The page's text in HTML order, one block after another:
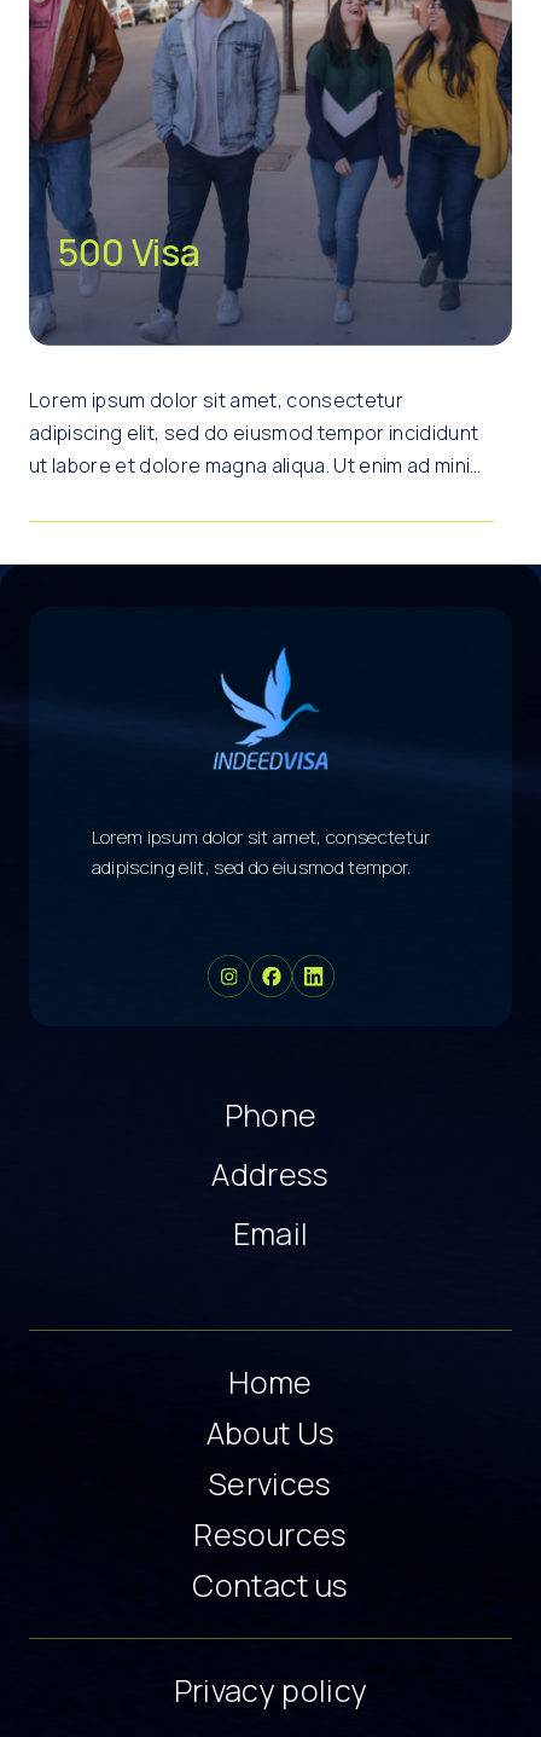
500 Visa
Lorem ipsum dolor sit amet, consectetur
adipiscing elit, sed do eiusmod tempor incididunt
ut labore et dolore magna aliqua. Ut enim ad minim
nisi ut aliquip ex ea commodo consequat. Duis
aute irure dolor in reprehenderit in voluptate velit
sunt in culpa qui officia deserunt mollit anim id est
Lorem ipsum dolor sit amet, consectetur
adipiscing elit, sed do eiusmod tempor.
Phone
Address
Email
Home
About Us
Services
Resources
Contact us
Privacy policy